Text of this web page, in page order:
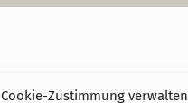
Cookie-Zustimmung verwalten